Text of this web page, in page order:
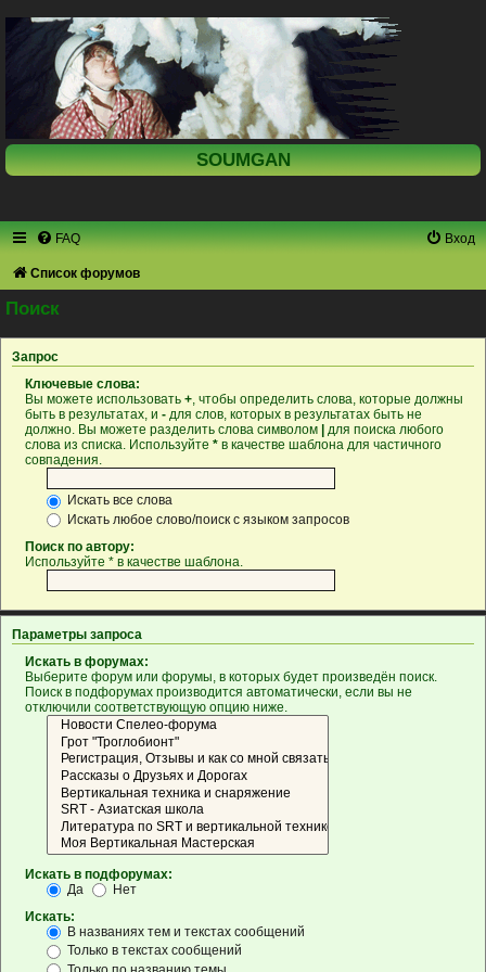
SOUMGAN
FAQ Вход
Список форумов
Поиск
Запрос
Ключевые слова:
Вы можете использовать +, чтобы определить слова, которые должны
быть в результатах, и - для слов, которых в результатах быть не
должно. Вы можете разделить слова символом
для поиска любого
слова из списка. Используйте * в качестве шаблона для частичного
совпадения.
Искать все слова
Искать любое слово/поиск с языком запросов
Поиск по автору:
Используйте * в качестве шаблона.
Параметры запроса
Искать в форумах:
Выберите форум или форумы, в которых будет произведён поиск.
Поиск в подфорумах производится автоматически, если вы не
отключили соответствующую опцию ниже.
Искать в подфорумах:
Да
Нет
Искать:
В названиях тем и текстах сообщений
Только в текстах сообщений